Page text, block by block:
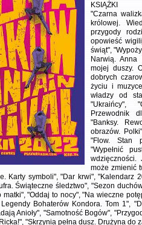
KSIĄŻKI
"Czarna
królowej.
przygody
opowieść
świąt",
Narwią.
mojej duszy.
dobrych
życiu i
władzy od
"Ukraińcy",
Przewodnik
"Banksy.
obrazów.
"Flow. Stan
"Wypełnić
może zmienić
Karty symboli", "Dar krwi", "Kalendarz
Świąteczne śledztwo", "Sezon
"Oddaj to nocy", "Na wieczne
Bohaterów Kondora. Tom 1",
Anioły", "Samotność Bogów",
"Skrzynia pełna dusz. Drużyna do